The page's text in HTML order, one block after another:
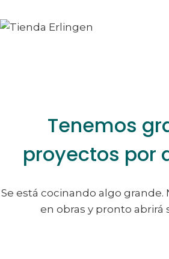
al
al
Tenemos
proyectos por
Se está cocinando algo grande.
en obras y pronto abrirá